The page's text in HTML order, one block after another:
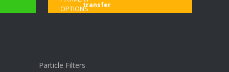
transfer
Particle Filters